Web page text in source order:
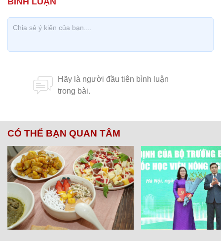
CÓ THỂ BẠN QUAN TÂM